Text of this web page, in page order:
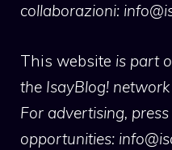
collaborazioni:
This website is part
the IsayBlog! network
For advertising,
opportunities: